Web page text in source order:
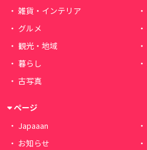
雑貨・インテリア
グルメ
観光・地域
暮らし
古写真
ページ
Japaaan
お知らせ